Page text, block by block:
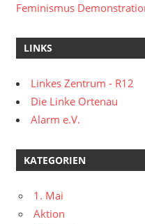
Feminismus
LINKS
Linkes Zentrum - R12
Die Linke Ortenau
Alarm e.V.
KATEGORIEN
1. Mai
Aktion